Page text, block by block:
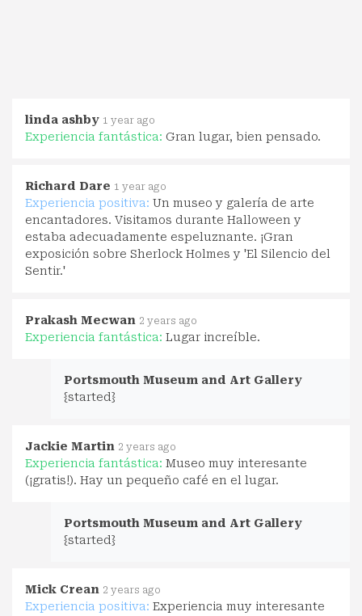
linda ashby 1 year ago
Experiencia fantástica: Gran lugar, bien pensado.
Richard Dare 1 year ago
Experiencia positiva: Un museo y galería de arte
encantadores. Visitamos durante Halloween y
estaba adecuadamente espeluznante. ¡Gran
exposición sobre Sherlock Holmes y 'El Silencio del
Sentir.'
Prakash Mecwan 2 years ago
Experiencia fantástica: Lugar increíble.
Portsmouth Museum and Art Gallery
{started}
Jackie Martin 2 years ago
Experiencia fantástica: Museo muy interesante
(¡gratis!). Hay un pequeño café en el lugar.
Portsmouth Museum and Art Gallery
{started}
Mick Crean 2 years ago
Experiencia positiva: Experiencia muy interesante